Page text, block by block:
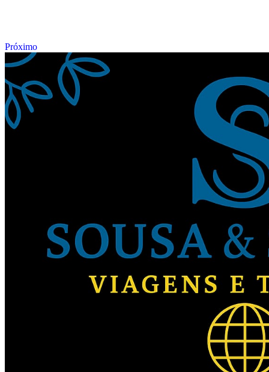
Próximo